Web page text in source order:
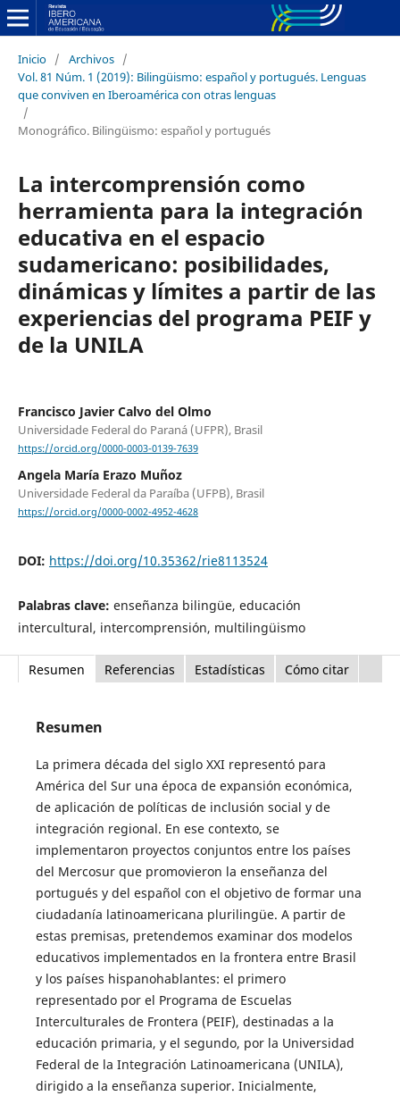
Inicio / Archivos /
Vol. 81 Núm. 1 (2019): Bilingüismo: español y portugués. Lenguas
que conviven en Iberoamérica con otras lenguas
/
Monográfico. Bilingüismo: español y portugués
La intercomprensión como
herramienta para la integración
educativa en el espacio
sudamericano: posibilidades,
dinámicas y límites a partir de las
experiencias del programa PEIF y
de la UNILA
Francisco Javier Calvo del Olmo
Universidade Federal do Paraná (UFPR), Brasil
https://orcid.org/0000-0003-0139-7639
Angela María Erazo Muñoz
Universidade Federal da Paraíba (UFPB), Brasil
https://orcid.org/0000-0002-4952-4628
DOI: https://doi.org/10.35362/rie8113524
Palabras clave: enseñanza bilingüe, educación
intercultural, intercomprensión, multilingüismo
Resumen Referencias Estadísticas Cómo citar
Resumen
La primera década del siglo XXI representó para
América del Sur una época de expansión económica,
de aplicación de políticas de inclusión social y de
integración regional. En ese contexto, se
implementaron proyectos conjuntos entre los países
del Mercosur que promovieron la enseñanza del
portugués y del español con el objetivo de formar una
ciudadanía latinoamericana plurilingüe. A partir de
estas premisas, pretendemos examinar dos modelos
educativos implementados en la frontera entre Brasil
y los países hispanohablantes: el primero
representado por el Programa de Escuelas
Interculturales de Frontera (PEIF), destinadas a la
educación primaria, y el segundo, por la Universidad
Federal de la Integración Latinoamericana (UNILA),
dirigido a la enseñanza superior. Inicialmente,